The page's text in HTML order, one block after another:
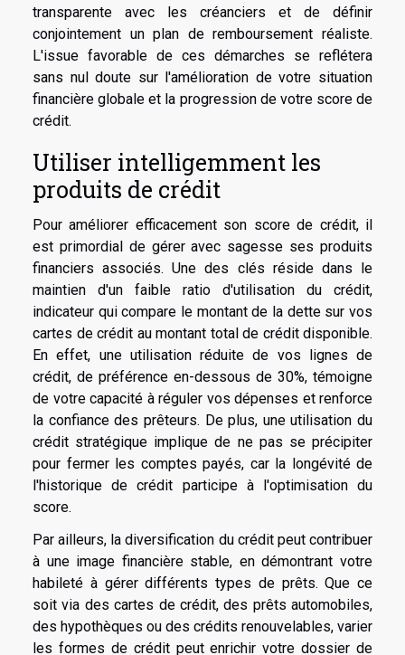
transparente avec les créanciers et de définir
conjointement un plan de remboursement réaliste.
L'issue favorable de ces démarches se reflétera
sans nul doute sur l'amélioration de votre situation
financière globale et la progression de votre score de
crédit.
Utiliser intelligemment les
produits de crédit
Pour améliorer efficacement son score de crédit, il
est primordial de gérer avec sagesse ses produits
financiers associés. Une des clés réside dans le
maintien d'un faible ratio d'utilisation du crédit,
indicateur qui compare le montant de la dette sur vos
cartes de crédit au montant total de crédit disponible.
En effet, une utilisation réduite de vos lignes de
crédit, de préférence en-dessous de 30%, témoigne
de votre capacité à réguler vos dépenses et renforce
la confiance des prêteurs. De plus, une utilisation du
crédit stratégique implique de ne pas se précipiter
pour fermer les comptes payés, car la longévité de
l'historique de crédit participe à l'optimisation du
score.
Par ailleurs, la diversification du crédit peut contribuer
à une image financière stable, en démontrant votre
habileté à gérer différents types de prêts. Que ce
soit via des cartes de crédit, des prêts automobiles,
des hypothèques ou des crédits renouvelables, varier
les formes de crédit peut enrichir votre dossier de